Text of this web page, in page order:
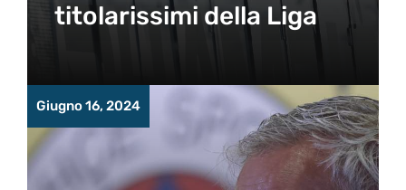
titolarissimi della Liga
Giugno 16, 2024